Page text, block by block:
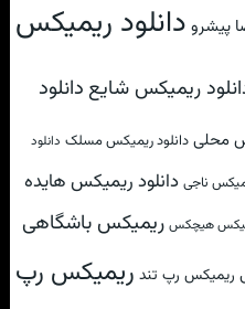
پیشرو دانلود ریمیکس
ریمیکس شایع دانلود
محلی دانلود ریمیکس مسلک دانلود
ناجی دانلود ریمیکس هایده
هیچکس ریمیکس باشگاهی
ریمیکس رپ تند ریمیکس رپ